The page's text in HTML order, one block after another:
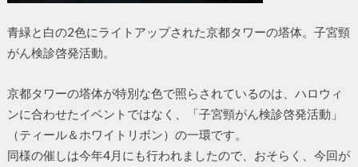
青緑と白の2色にライトアップされた京都タワーの塔体。子宮頸
がん検診啓発活動。
京都タワーの塔体が特別な色で照らされているのは、ハロウィ
ンに合わせたイベントではなく、「子宮頸がん検診啓発活動」
（ティール＆ホワイトリボン）の一環です。
同様の催しは今年4月にも行われましたので、おそらく、今回が